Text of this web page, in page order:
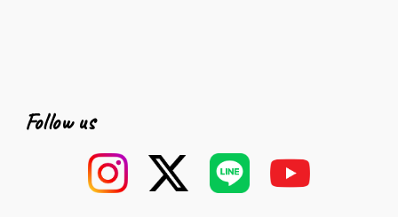
Follow us